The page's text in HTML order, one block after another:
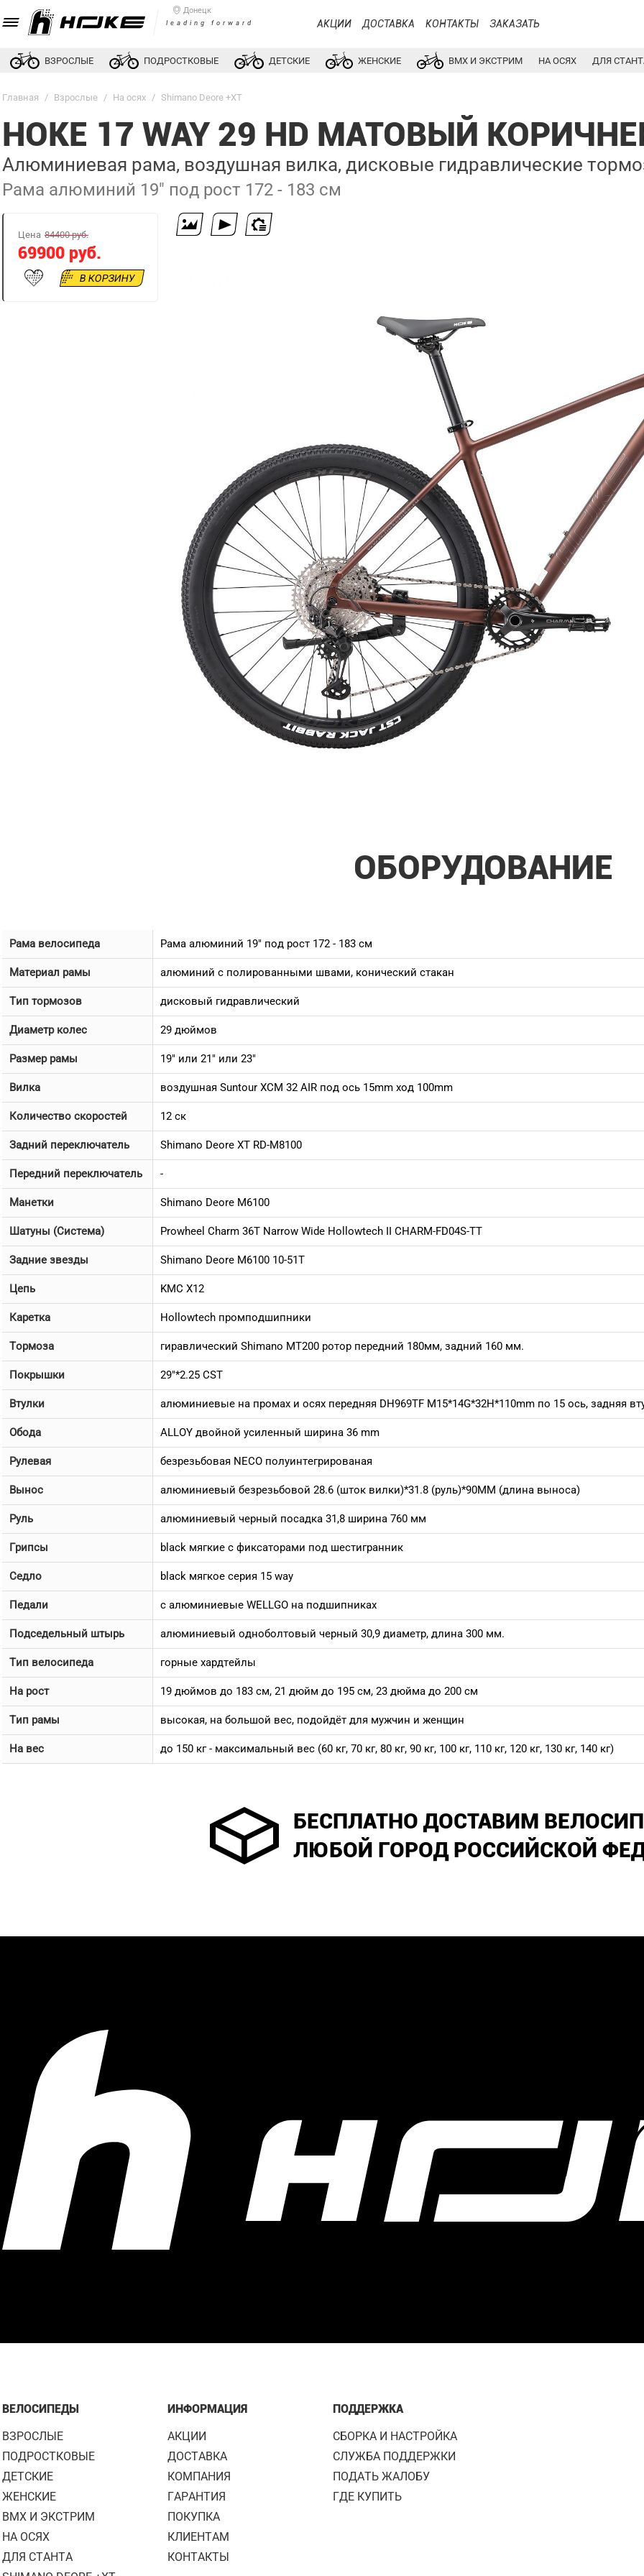
Донецк
leading forward АКЦИИ ДОСТАВКА КОНТАКТЫ ЗАКАЗАТЬ
ВЗРОСЛЫЕ ПОДРОСТКОВЫЕ ДЕТСКИЕ ЖЕНСКИЕ BMX И ЭКСТРИМ НА ОСЯХ ДЛЯ
Главная / Взрослые / На осях / Shimano Deore +XT
HOKE 17 WAY 29 HD МАТОВЫЙ
Алюминиевая рама, воздушная вилка, дисковые гидравлические
Рама алюминий 19" под рост 172 - 183 см
Цена 84400 руб.
69900 руб.
В КОРЗИНУ
ОБОРУДОВАНИЕ
Рама велосипеда Рама алюминий 19" под рост 172 - 183 см
Материал рамы алюминий с полированными швами, конический стакан
Тип тормозов дисковый гидравлический
Диаметр колес 29 дюймов
Размер рамы 19" или 21" или 23"
Вилка воздушная Suntour XCM 32 AIR под ось 15mm ход 100mm
Количество скоростей 12 ск
Задний переключатель Shimano Deore XT RD-M8100
Передний переключатель -
Манетки Shimano Deore M6100
Шатуны (Система) Prowheel Charm 36T Narrow Wide Hollowtech II CHARM-FD04S-TT
Задние звезды Shimano Deore M6100 10-51T
Цепь KMC X12
Каретка Hollowtech промподшипники
Тормоза гиравлический Shimano MT200 ротор передний 180мм, задний 160 мм.
Покрышки 29"*2.25 CST
Втулки алюминиевые на промах и осях передняя DH969TF M15*14G*32H*110mm по 15 ось, задняя
Обода ALLOY двойной усиленный ширина 36 mm
Рулевая безрезьбовая NECO полуинтегрированая
Вынос алюминиевый безрезьбовой 28.6 (шток вилки)*31.8 (руль)*90MM (длина выноса)
Руль алюминиевый черный посадка 31,8 ширина 760 мм
Грипсы black мягкие c фиксаторами под шестигранник
Седло black мягкое серия 15 way
Педали с алюминиевые WELLGO на подшипниках
Подседельный штырь алюминиевый одноболтовый черный 30,9 диаметр, длина 300 мм.
Тип велосипеда горные хардтейлы
На рост 19 дюймов до 183 см, 21 дюйм до 195 см, 23 дюйма до 200 см
Тип рамы высокая, на большой вес, подойдёт для мужчин и женщин
На вес до 150 кг - максимальный вес (60 кг, 70 кг, 80 кг, 90 кг, 100 кг, 110 кг, 120 кг, 130 кг, 140 кг)
БЕСПЛАТНО ДОСТАВИМ
ЛЮБОЙ ГОРОД РОССИЙСКОЙ
ВЕЛОСИПЕДЫ
ВЗРОСЛЫЕ
ПОДРОСТКОВЫЕ
ДЕТСКИЕ
ЖЕНСКИЕ
BMX И ЭКСТРИМ
НА ОСЯХ
ДЛЯ СТАНТА
ИНФОРМАЦИЯ
АКЦИИ
ДОСТАВКА
КОМПАНИЯ
ГАРАНТИЯ
ПОКУПКА
КЛИЕНТАМ
КОНТАКТЫ
ПОДДЕРЖКА
СБОРКА И НАСТРОЙКА
СЛУЖБА ПОДДЕРЖКИ
ПОДАТЬ ЖАЛОБУ
ГДЕ КУПИТЬ